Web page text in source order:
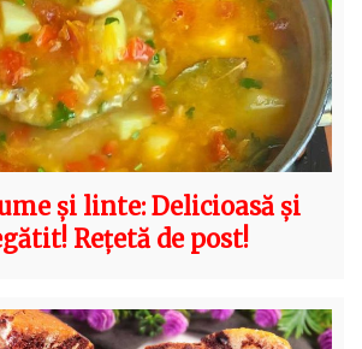
și linte: Delicioasă și
Rețetă de post!